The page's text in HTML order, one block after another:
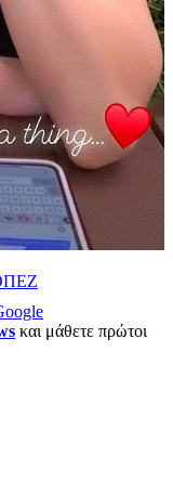
και μάθετε πρώτοι